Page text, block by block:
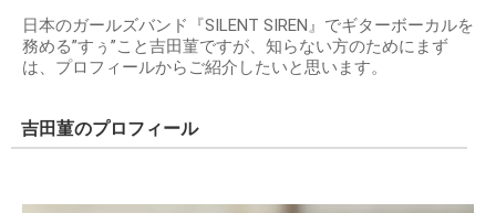
日本のガールズバンド『SILENT SIREN』でギターボーカルを
務める”すぅ”こと吉田菫ですが、知らない方のためにまず
は、プロフィールからご紹介したいと思います。
吉田菫のプロフィール